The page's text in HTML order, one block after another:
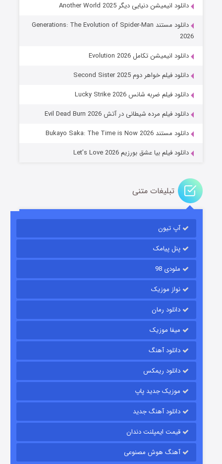
جادوگری در مغولستان
باب اسفنجی فصل ۱۷
قسمت۶ (زیرنویس) منتشر شد
قسمت۱۵ (دوبله) منتشر شد
دانلود انیمیشن دنیایی دیگر Another World 2025
دانلود مستند Generations: The Evolution of Spider-Man
2026
دانلود انیمیشن تکامل Evolution 2026
دانلود فیلم خواهر دوم Second Sister 2025
دانلود فیلم ضربه شانس Lucky Strike 2026
دانلود فیلم مرده شیطانی در آتش Evil Dead Burn 2026
دانلود مستند Bukayo Saka: The Time is Now 2026
دانلود فیلم بیا عشق بورزیم Let’s Love 2026
تبلیغات متنی
آپ تیون
پنل پیامک
ملودی 98
نواز موزیک
دانلود رمان
میفا موزیک
دانلود آهنگ
دانلود ریمکس
موزیک جدید پاپ
دانلود آهنگ جدید
قیمت ایمپلنت دندان
آهنگ هوش مصنوعی